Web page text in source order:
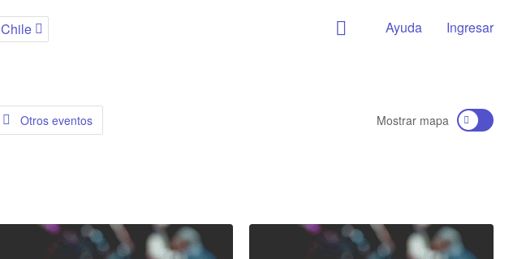
Chile Ingresar
Ayuda
Otros eventos Mostrar mapa